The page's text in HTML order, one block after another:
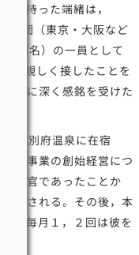
を持った端緒は，
業団（東京・大阪など
人50名）の一員として
に親しく接したことを
うに深く感銘を受けた
月別府温泉に在宿
英事業の創始経営につ
事務官であったことか
推測される。その後，本
は毎月１，２回は彼を